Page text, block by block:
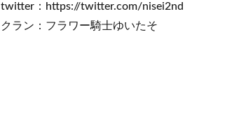
twitter：https://twitter.com/nisei2nd
クラン：フラワー騎士ゆいたそ